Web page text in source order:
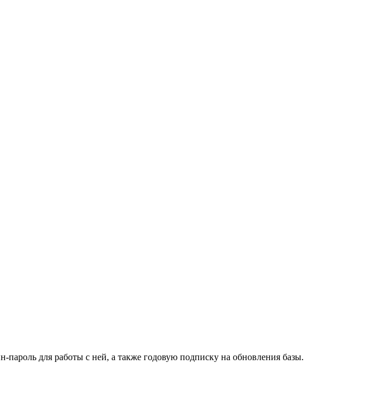
для работы с ней, а также годовую подписку на обновления базы.